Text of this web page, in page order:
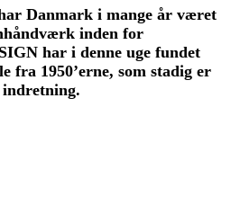
Danmark i mange år været
inden for
har i denne uge fundet
fra 1950’erne, som stadig er
indretning.